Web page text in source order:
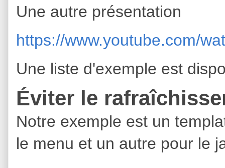
Une autre présentation
https://www.youtube.com/
Une liste d'exemple est
Éviter le
Notre exemple est un
le menu et un autre pour le